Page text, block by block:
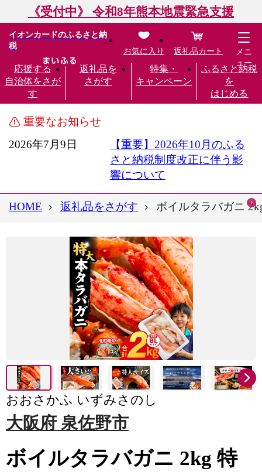
《受付中》 令和8年熊本地震緊急支援
イオンカードのふるさと納
税
応援する
自治体をさが
す
返礼品を
さがす
特集・
キャンペーン
ふるさと納税
を
はじめる
お気に入り 返礼品カート
メニ
ュー
重要なお知らせ
2026年7月9日
【重要】2026年10月のふる
さと納税制度改正に伴う影
響について
HOME 返礼品をさがす ボイルタラバガニ
おおさかふ いずみさのし
大阪府 泉佐野市
ボイルタラバガニ 2kg 特